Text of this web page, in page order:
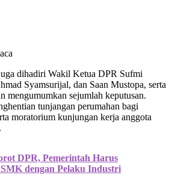
dihadiri Wakil Ketua DPR Sufmi
Syamsurijal, dan Saan Mustopa, serta
mengumumkan sejumlah keputusan.
tunjangan perumahan bagi
moratorium kunjungan kerja anggota
DPR, Pemerintah Harus
dengan Pelaku Industri